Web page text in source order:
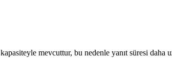
mevcuttur, bu nedenle yanıt süresi